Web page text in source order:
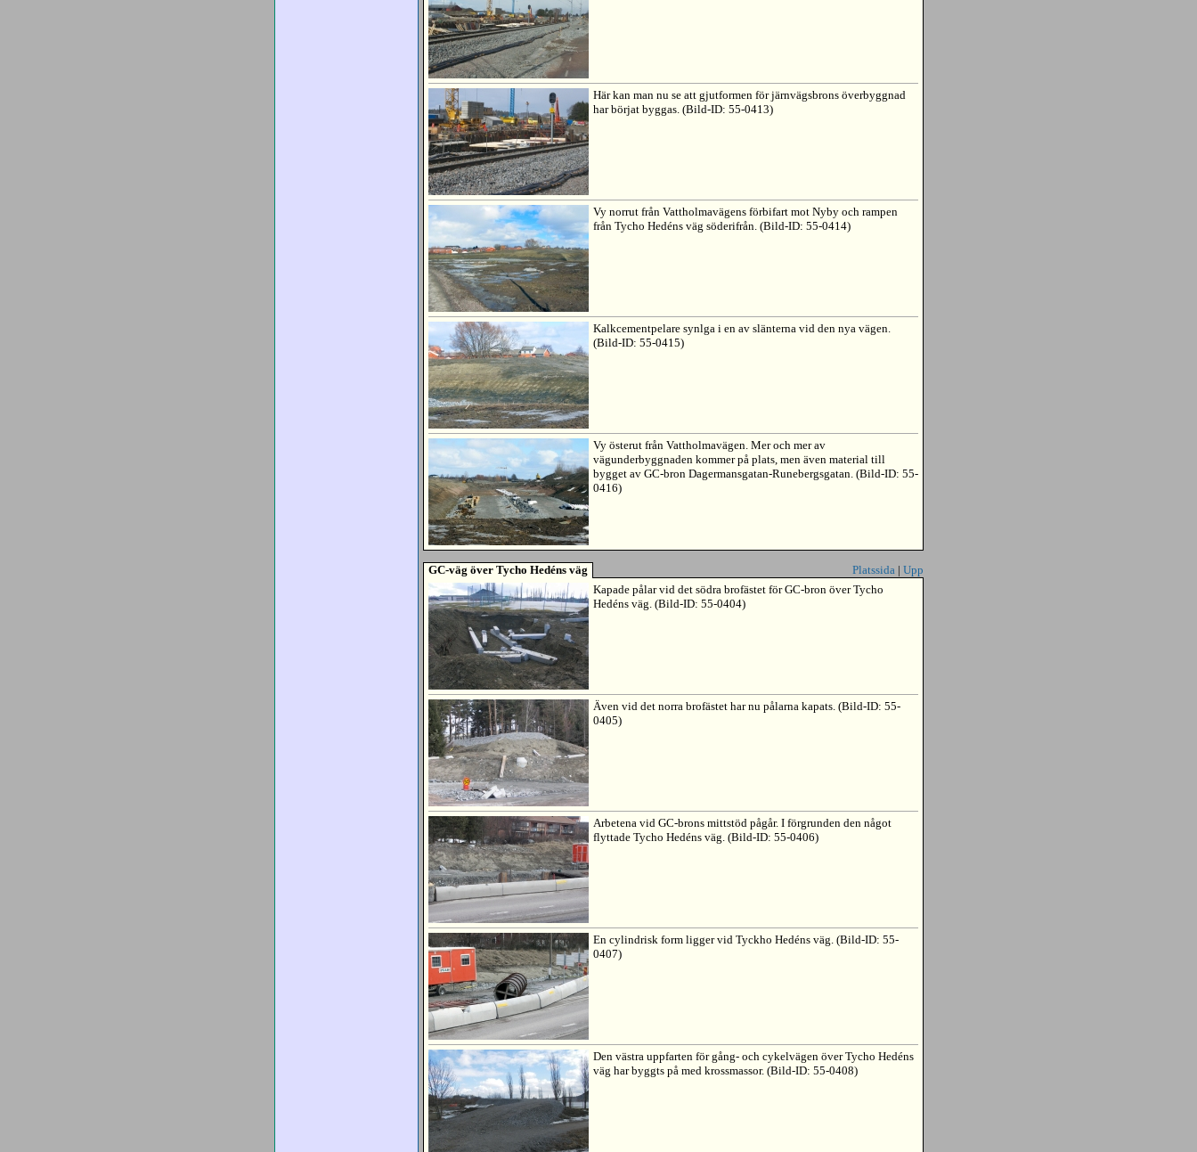
Här kan man nu se att gjutformen för järnvägsbrons överbyggnad
har börjat byggas. (Bild-ID: 55-0413)
Vy norrut från Vattholmavägens förbifart mot Nyby och rampen
från Tycho Hedéns väg söderifrån. (Bild-ID: 55-0414)
Kalkcementpelare synlga i en av slänterna vid den nya vägen.
(Bild-ID: 55-0415)
Vy österut från Vattholmavägen. Mer och mer av
vägunderbyggnaden kommer på plats, men även material till
bygget av GC-bron Dagermansgatan-Runebergsgatan. (Bild-ID: 55-
0416)
GC-väg över Tycho Hedéns väg Platssida| Upp
Kapade pålar vid det södra brofästet för GC-bron över Tycho
Hedéns väg. (Bild-ID: 55-0404)
Även vid det norra brofästet har nu pålarna kapats. (Bild-ID: 55-
0405)
Arbetena vid GC-brons mittstöd pågår. I förgrunden den något
flyttade Tycho Hedéns väg. (Bild-ID: 55-0406)
En cylindrisk form ligger vid Tyckho Hedéns väg. (Bild-ID: 55-
0407)
Den västra uppfarten för gång- och cykelvägen över Tycho Hedéns
väg har byggts på med krossmassor. (Bild-ID: 55-0408)